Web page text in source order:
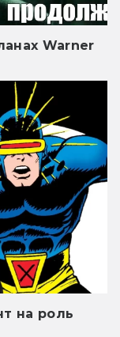
Warner
на роль